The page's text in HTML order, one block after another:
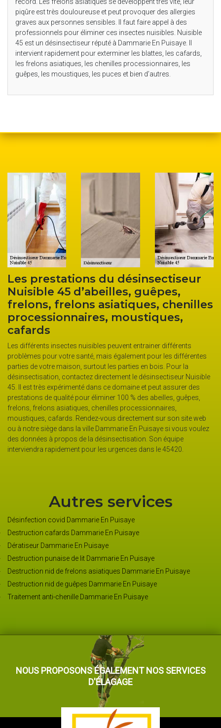
piqûre est très douloureuse et peut provoquer des allergies
graves aux personnes sensibles. Il faut faire appel à des
professionnels pour éliminer ces insectes nuisibles. Nuisible
45 est un désinsectiseur réputé à Dammarie En Puisaye. Il
intervient rapidement pour exterminer les blattes, les cafards,
les frelons asiatiques, les chenilles processionnaires, les
guêpes, les moustiques, les puces et bien d’autres.
désinsectiseur
guêpes,
chenilles
moustiques,
entrainer différents
également pour les différentes
parties en bois. Pour la
le désinsectiseur Nuisible
domaine et peut assurer des
100 % des abeilles, guêpes,
processionnaires,
directement sur son site web
En Puisaye si vous voulez
Son équipe
dans le 45420.
Société
assure l’élimination
insectes nuisibles
Si vous faites appel à la société
nuisibles seront éliminés
possède des années d’expérience
différentes méthodes pour
chenilles et les frelons. La
des professionnels aguerris
résultats irréprochables. Notre but,
satisfaction à nos clients et de
domicile ou sur leur lieu de travail.
Autres services
Désinfection covid Dammarie En Puisaye
Destruction cafards Dammarie En Puisaye
Dératiseur Dammarie En Puisaye
Destruction punaise de lit Dammarie En Puisaye
Destruction nid de frelons asiatiques Dammarie En Puisaye
Destruction nid de guêpes Dammarie En Puisaye
Traitement anti-chenille Dammarie En Puisaye
NOUS PROPOSONS ÉGALEMENT NOS SERVICES
D'ÉLAGAGE